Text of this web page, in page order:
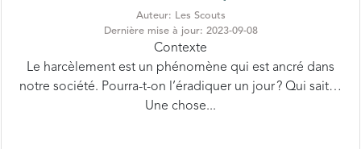
Dernière mise à jour: 2023-09-08
Contexte
Le harcèlement est un phénomène qui est ancré dans
notre société. Pourra-t-on l’éradiquer un jour ? Qui sait…
Une chose...